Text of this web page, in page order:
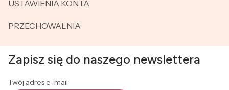
USTAWIENIA KONTA
PRZECHOWALNIA
Zapisz się do naszego newslettera
Twój adres e-mail